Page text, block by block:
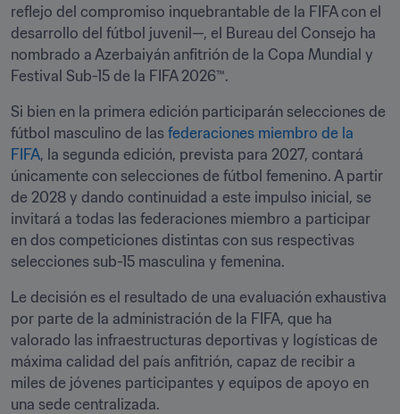
reflejo del compromiso inquebrantable de la FIFA con el
desarrollo del fútbol juvenil—, el Bureau del Consejo ha
nombrado a Azerbaiyán anfitrión de la Copa Mundial y
Festival Sub-15 de la FIFA 2026™.
Si bien en la primera edición participarán selecciones de
fútbol masculino de las federaciones miembro de la
FIFA, la segunda edición, prevista para 2027, contará
únicamente con selecciones de fútbol femenino. A partir
de 2028 y dando continuidad a este impulso inicial, se
invitará a todas las federaciones miembro a participar
en dos competiciones distintas con sus respectivas
selecciones sub-15 masculina y femenina.
Le decisión es el resultado de una evaluación exhaustiva
por parte de la administración de la FIFA, que ha
valorado las infraestructuras deportivas y logísticas de
máxima calidad del país anfitrión, capaz de recibir a
miles de jóvenes participantes y equipos de apoyo en
una sede centralizada.